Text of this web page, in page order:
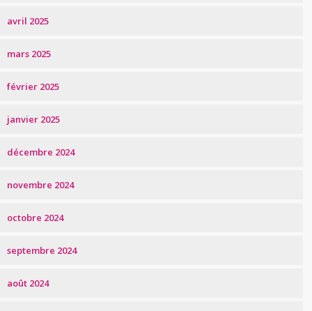
avril 2025
mars 2025
février 2025
janvier 2025
décembre 2024
novembre 2024
octobre 2024
septembre 2024
août 2024